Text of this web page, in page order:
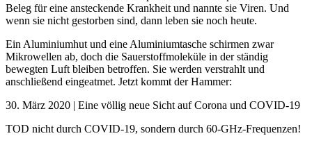
Beleg für eine ansteckende Krankheit und nannte sie Viren. Und
wenn sie nicht gestorben sind, dann leben sie noch heute.
Ein Aluminiumhut und eine Aluminiumtasche schirmen zwar
Mikrowellen ab, doch die Sauerstoffmoleküle in der ständig
bewegten Luft bleiben betroffen. Sie werden verstrahlt und
anschließend eingeatmet. Jetzt kommt der Hammer:
30. März 2020 | Eine völlig neue Sicht auf Corona und COVID-19
TOD nicht durch COVID-19, sondern durch 60-GHz-Frequenzen!